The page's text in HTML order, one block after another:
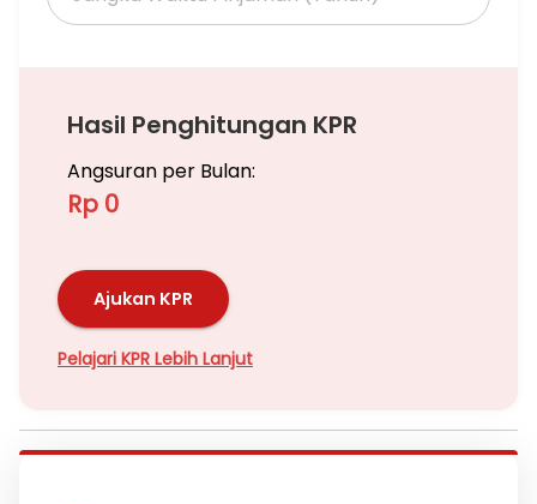
Hasil Penghitungan KPR
Angsuran per Bulan:
Rp 0
Ajukan KPR
Pelajari KPR Lebih Lanjut